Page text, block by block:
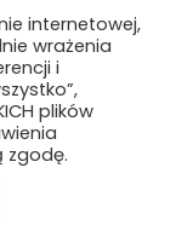
internetowej,
wrażenia
i
plików
zgodę.